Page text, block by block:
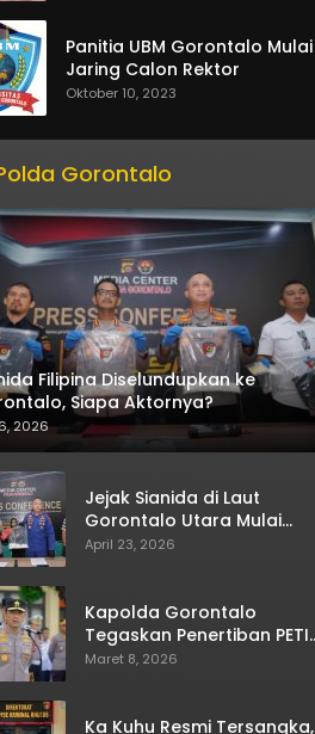
Panitia UBM Gorontalo Mulai
Jaring Calon Rektor
Oktober 10, 2023
Gorontalo
Filipina Diselundupkan ke
Siapa Aktornya?
2026
Jejak Sianida di Laut
Gorontalo Utara Mulai
Terkuak
April 23, 2026
Kapolda Gorontalo
Tegaskan Penertiban PETI
Terus Berjalan
Maret 8, 2026
Ka Kuhu Resmi Tersangka,